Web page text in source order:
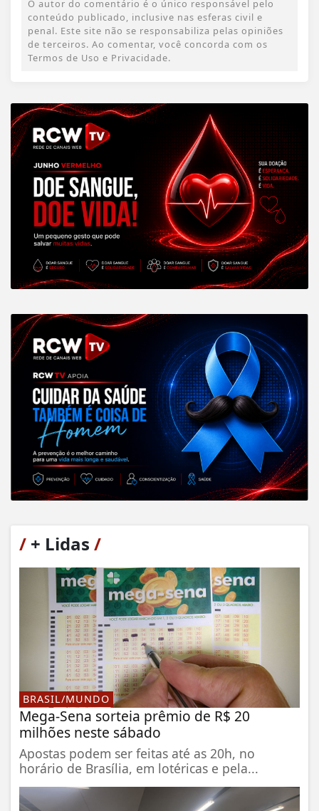
O autor do comentário é o único responsável pelo
conteúdo publicado, inclusive nas esferas civil e
penal. Este site não se responsabiliza pelas opiniões
de terceiros. Ao comentar, você concorda com os
Termos de Uso e Privacidade.
/ + Lidas /
BRASIL/MUNDO
Mega-Sena sorteia prêmio de R$ 20
milhões neste sábado
Apostas podem ser feitas até as 20h, no
horário de Brasília, em lotéricas e pela...